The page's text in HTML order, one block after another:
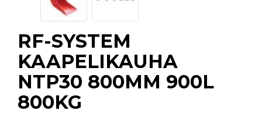
RF-SYSTEM
KAAPELIKAUHA
NTP30 800MM 900L
800KG